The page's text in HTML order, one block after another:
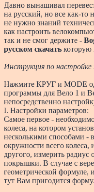
Давно вынашивал
на русский, но все как-
не нужно знаний
как настроить
так и не смог держите -
русском скачать которую
Инструкция по
Нажмите КРУГ и MODE
программы для Вело 1 и
непосредственно
I. Настройки параметров:
Самое первое -
колеса, на котором
несколькими способами -
окружности всего
другого, измерить радиус
покрышки. В случае с
геометрической формуле,
тут Вам пригодится